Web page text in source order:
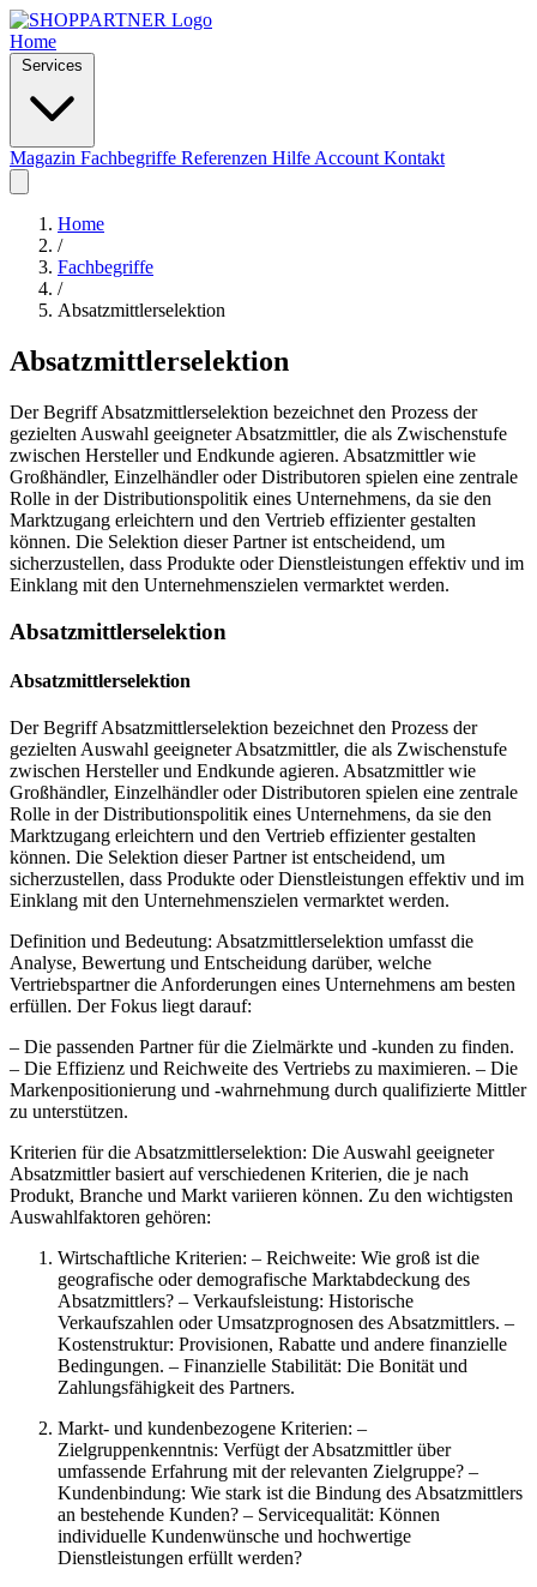
Home
Services
Magazin Fachbegriffe Referenzen Hilfe Account Kontakt
Home
/
Fachbegriffe
/
Absatzmittlerselektion
Absatzmittlerselektion
Der Begriff Absatzmittlerselektion bezeichnet den Prozess der
gezielten Auswahl geeigneter Absatzmittler, die als Zwischenstufe
zwischen Hersteller und Endkunde agieren. Absatzmittler wie
Großhändler, Einzelhändler oder Distributoren spielen eine zentrale
Rolle in der Distributionspolitik eines Unternehmens, da sie den
Marktzugang erleichtern und den Vertrieb effizienter gestalten
können. Die Selektion dieser Partner ist entscheidend, um
sicherzustellen, dass Produkte oder Dienstleistungen effektiv und im
Einklang mit den Unternehmenszielen vermarktet werden.
Absatzmittlerselektion
Absatzmittlerselektion
Der Begriff Absatzmittlerselektion bezeichnet den Prozess der
gezielten Auswahl geeigneter Absatzmittler, die als Zwischenstufe
zwischen Hersteller und Endkunde agieren. Absatzmittler wie
Großhändler, Einzelhändler oder Distributoren spielen eine zentrale
Rolle in der Distributionspolitik eines Unternehmens, da sie den
Marktzugang erleichtern und den Vertrieb effizienter gestalten
können. Die Selektion dieser Partner ist entscheidend, um
sicherzustellen, dass Produkte oder Dienstleistungen effektiv und im
Einklang mit den Unternehmenszielen vermarktet werden.
Definition und Bedeutung: Absatzmittlerselektion umfasst die
Analyse, Bewertung und Entscheidung darüber, welche
Vertriebspartner die Anforderungen eines Unternehmens am besten
erfüllen. Der Fokus liegt darauf:
– Die passenden Partner für die Zielmärkte und -kunden zu finden.
– Die Effizienz und Reichweite des Vertriebs zu maximieren. – Die
Markenpositionierung und -wahrnehmung durch qualifizierte Mittler
zu unterstützen.
Kriterien für die Absatzmittlerselektion: Die Auswahl geeigneter
Absatzmittler basiert auf verschiedenen Kriterien, die je nach
Produkt, Branche und Markt variieren können. Zu den wichtigsten
Auswahlfaktoren gehören:
Wirtschaftliche Kriterien: – Reichweite: Wie groß ist die
geografische oder demografische Marktabdeckung des
Absatzmittlers? – Verkaufsleistung: Historische
Verkaufszahlen oder Umsatzprognosen des Absatzmittlers. –
Kostenstruktur: Provisionen, Rabatte und andere finanzielle
Bedingungen. – Finanzielle Stabilität: Die Bonität und
Zahlungsfähigkeit des Partners.
Markt- und kundenbezogene Kriterien: –
Zielgruppenkenntnis: Verfügt der Absatzmittler über
umfassende Erfahrung mit der relevanten Zielgruppe? –
Kundenbindung: Wie stark ist die Bindung des Absatzmittlers
an bestehende Kunden? – Servicequalität: Können
individuelle Kundenwünsche und hochwertige
Dienstleistungen erfüllt werden?